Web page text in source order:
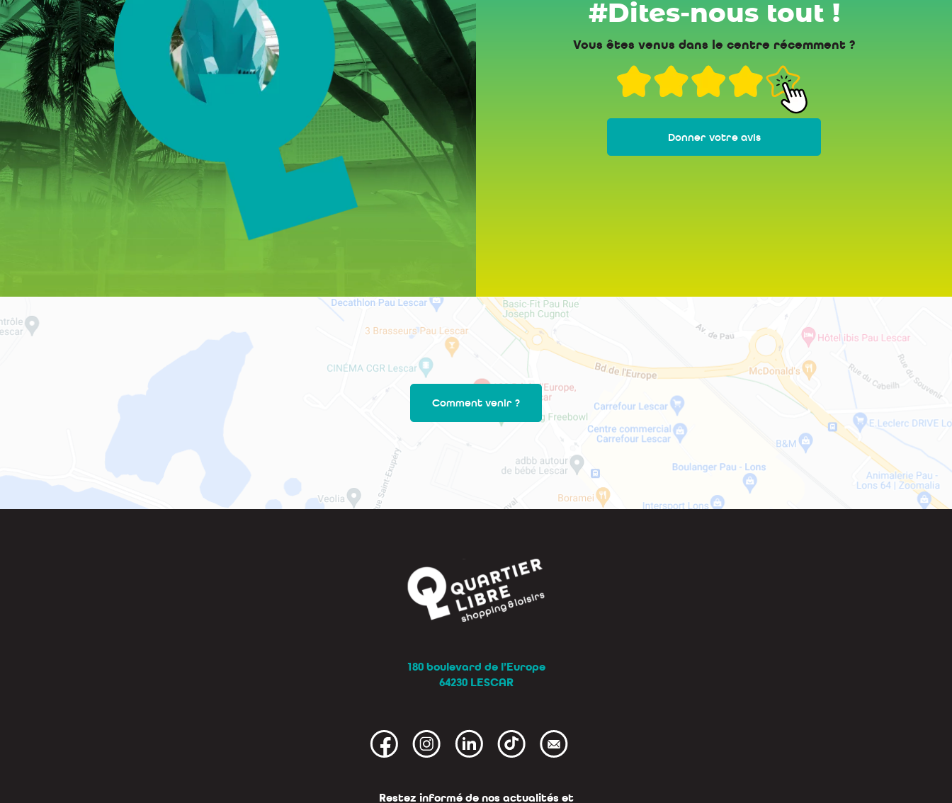
#Dites-nous tout !
Vous êtes venus dans le centre récemment ?
Donner votre avis
Comment venir ?
180 boulevard de l’Europe
64230 LESCAR
Restez informé de nos actualités et